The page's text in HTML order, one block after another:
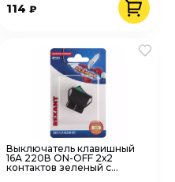
114₽
Выключатель клавишный
16А 220В ON-OFF 2х2
контактов зеленый с